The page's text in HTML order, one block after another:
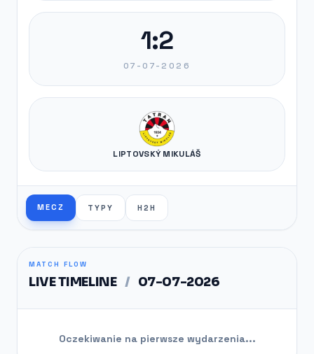
1:2
07-07-2026
LIPTOVSKÝ MIKULÁŠ
MECZ TYPY H2H
MATCH FLOW
LIVE TIMELINE / 07-07-2026
Oczekiwanie na pierwsze wydarzenia...